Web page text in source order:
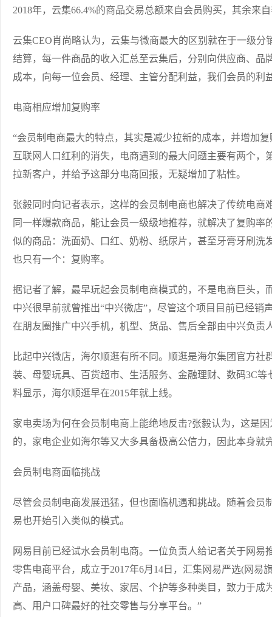
2018年，云集66.4%的商品交易总额来自会员购买，其余来
云集CEO肖尚略认为，云集与微商最大的区别就在于一级
结算，每一件商品的收入汇总至云集后，分别向供应商、品
成本，向每一位会员、经理、主管分配利益，我们会员的利
电商相应增加复购率
“会员制电商最大的特点，其实是减少拉新的成本，并增加
互联网人口红利的消失，电商遇到的最大问题主要有两个，
拉新客户，并给予这部分电商回报，无疑增加了粘性。
张毅同时向记者表示，这样的会员制电商也解决了传统电商
同一样爆款商品，能让会员一级级地推荐，就解决了复购
似的商品：洗面奶、口红、奶粉、纸尿片，甚至牙膏牙刷洗
也只有一个：复购率。
据记者了解，最早玩起会员制电商模式的，不是电商巨头，
中兴很早前就曾推出“中兴微店”，尽管这个项目目前已经
在朋友圈推广中兴手机，机型、货品、售后全部由中兴负责
比起中兴微店，海尔顺逛有所不同。顺逛是海尔集团官方社
装、母婴玩具、百货超市、生活服务、金融理财、数码3C
料显示，海尔顺逛早在2015年就上线。
家电卖场为何在会员制电商上能绝地反击?张毅认为，这是
的，家电企业如海尔等又大多具备极高公信力，因此本身就
会员制电商面临挑战
尽管会员制电商发展迅猛，但也面临机遇和挑战。随着会员
易也开始引入类似的模式。
网易目前已经试水会员制电商。一位负责人给记者关于网易
零售电商平台，成立于2017年6月14日，汇集网易严选(网易
产品，涵盖母婴、美妆、家居、个护等多种类目，致力于成
高、用户口碑最好的社交零售与分享平台。”